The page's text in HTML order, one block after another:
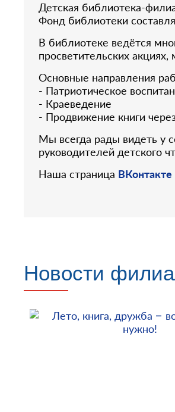
Детская библиотека-
Фонд библиотеки
В библиотеке ведётся
просветительских акциях,
Основные направления
- Патриотическое
- Краеведение
- Продвижение книги
Мы всегда рады видеть у
руководителей детского
Наша страница ВКонтакте
Новости